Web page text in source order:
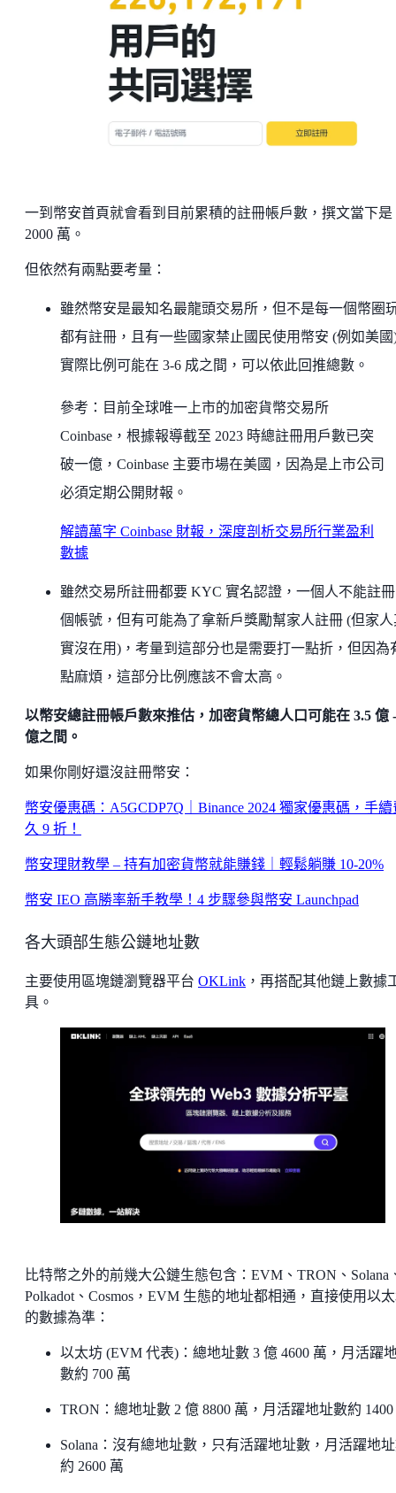
一到幣安首頁就會看到目前累積的註冊帳戶數，撰文當下是
2000 萬。
但依然有兩點要考量：
雖然幣安是最知名最龍頭交易所，但不是每一個幣圈
都有註冊，且有一些國家禁止國民使用幣安 (例如美國
實際比例可能在 3-6 成之間，可以依此回推總數。
參考：目前全球唯一上市的加密貨幣交易所
Coinbase，根據報導截至 2023 時總註冊用戶數已突
破一億，Coinbase 主要市場在美國，因為是上市公司
必須定期公開財報。
解讀萬字 Coinbase 財報，深度剖析交易所行業盈利
數據
雖然交易所註冊都要 KYC 實名認證，一個人不能註
個帳號，但有可能為了拿新戶獎勵幫家人註冊 (但家人
實沒在用)，考量到這部分也是需要打一點折，但因為
點麻煩，這部分比例應該不會太高。
以幣安總註冊帳戶數來推估，加密貨幣總人口可能在 3.5 億
億之間。
如果你剛好還沒註冊幣安：
幣安優惠碼：A5GCDP7Q｜Binance 2024 獨家優惠碼，手
久 9 折！
幣安理財教學 – 持有加密貨幣就能賺錢｜輕鬆躺賺 10-20%
幣安 IEO 高勝率新手教學！4 步驟參與幣安 Launchpad
各大頭部生態公鏈地址數
主要使用區塊鏈瀏覽器平台 OKLink ，再搭配其他鏈上數據
具。
比特幣之外的前幾大公鏈生態包含：EVM、TRON、Solana
Polkadot、Cosmos，EVM 生態的地址都相通，直接使用以
的數據為準：
以太坊 (EVM 代表)：總地址數 3 億 4600 萬，月活躍
數約 700 萬
TRON：總地址數 2 億 8800 萬，月活躍地址數約
Solana：沒有總地址數，只有活躍地址數，月活躍地
約 2600 萬